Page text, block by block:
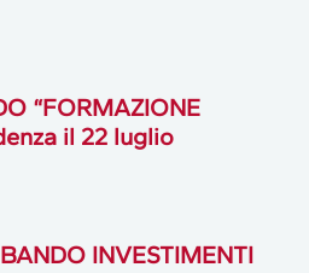
“FORMAZIONE
il 22 luglio
INVESTIMENTI